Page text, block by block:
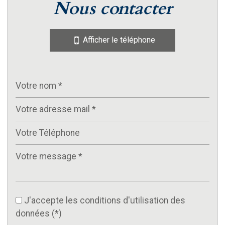
nous contacter
Afficher le téléphone
J'accepte les conditions d'utilisation des
données (*)